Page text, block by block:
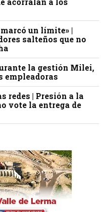
un límite» |
salteños que no
la gestión Milei,
empleadoras
redes | Presión a la
vote la entrega de